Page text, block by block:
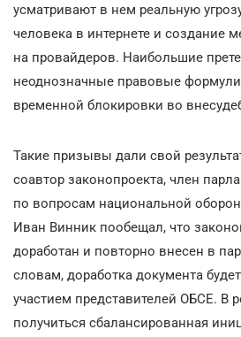
усматривают в нем реальную
человека в интернете и создание
на провайдеров. Наибольшие
неоднозначные правовые
временной блокировки во
Такие призывы дали свой
соавтор законопроекта, член
по вопросам национальной
Иван Винник пообещал, что
доработан и повторно внесен в
словам, доработка документа
участием представителей ОБСЕ. В
получиться сбалансированная